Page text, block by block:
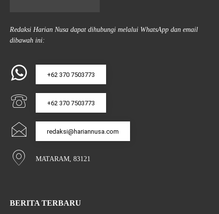
Redaksi Harian Nusa dapat dihubungi melalui WhatsApp dan email
dibawah ini:
+62 370 7503773
+62 370 7503773
redaksi@hariannusa.com
MATARAM, 83121
BERITA TERBARU